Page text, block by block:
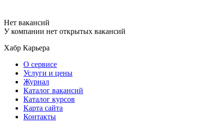
Нет вакансий
У компании нет открытых вакансий
Хабр Карьера
О сервисе
Услуги и цены
Журнал
Каталог вакансий
Каталог курсов
Карта сайта
Контакты